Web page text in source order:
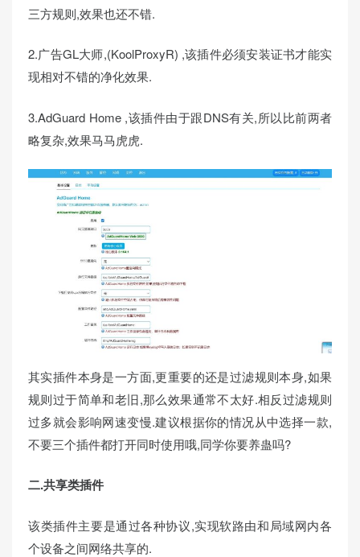
三方规则,效果也还不错.
2.广告GL大师,(KoolProxyR) ,该插件必须安装证书才能实
现相对不错的净化效果.
3.AdGuard Home ,该插件由于跟DNS有关,所以比前两者
略复杂,效果马马虎虎.
其实插件本身是一方面,更重要的还是过滤规则本身,如果
规则过于简单和老旧,那么效果通常不太好.相反过滤规则
过多就会影响网速变慢.建议根据你的情况从中选择一款,
不要三个插件都打开同时使用哦,同学你要养蛊吗?
二.共享类插件
该类插件主要是通过各种协议,实现软路由和局域网内各
个设备之间网络共享的.